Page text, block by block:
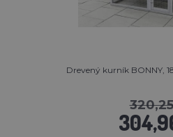
Drevený kurník BONNY,